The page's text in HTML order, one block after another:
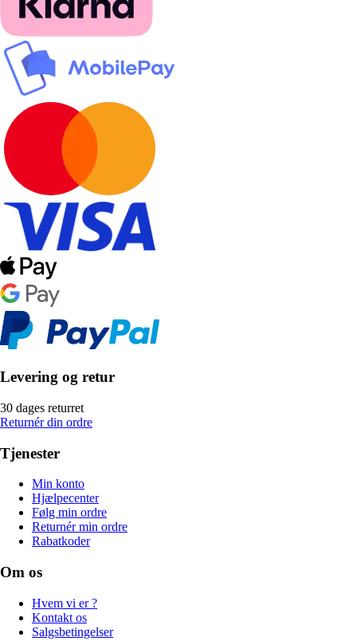
Levering og retur
30 dages returret
Returnér din ordre
Tjenester
Min konto
Hjælpecenter
Følg min ordre
Returnér min ordre
Rabatkoder
Om os
Hvem vi er ?
Kontakt os
Salgsbetingelser